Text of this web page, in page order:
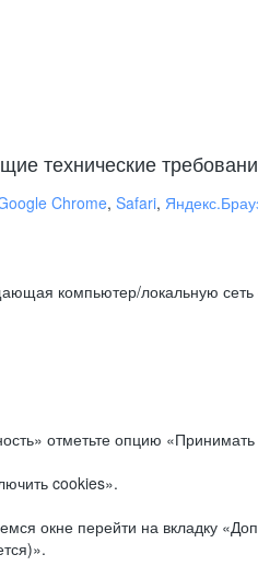
технические
Chrome, Safari,
компьютер/локальную сеть
отметьте опцию «Принимать
cookies».
окне перейти на вкладку